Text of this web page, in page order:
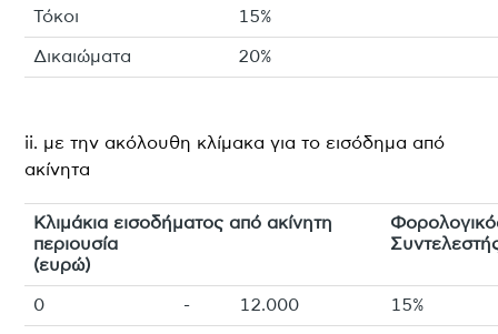
Τόκοι 15%
Δικαιώματα 20%
ii. με την ακόλουθη κλίμακα για το εισόδημα από
ακίνητα
Κλιμάκια εισοδήματος από ακίνητη
περιουσία
(ευρώ)
0 - 12.000 15%